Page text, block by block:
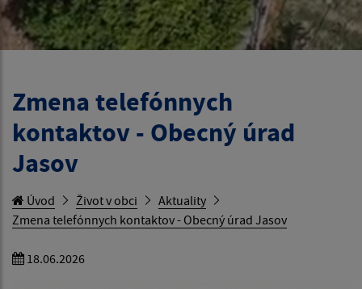
Zmena telefónnych
kontaktov - Obecný úrad
Jasov
Úvod Život v obci
Aktuality
Zmena telefónnych kontaktov - Obecný úrad Jasov
18.06.2026